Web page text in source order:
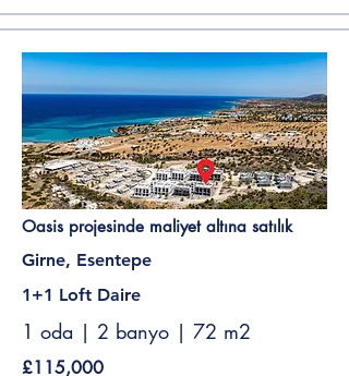
Oasis projesinde maliyet altına satılık
Girne, Esentepe
1+1 Loft Daire
1 oda | 2 banyo | 72 m2
£115,000